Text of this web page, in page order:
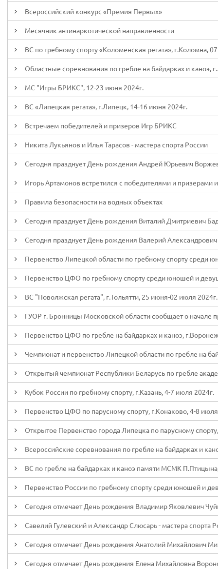
Всероссийский конкурс «Премия Первых»
Месячник антинаркотической направленности
ВС по гребному спорту «Коломенская регата», г.Коломна,
Областные соревнования по гребле на байдарках и каноэ,
МС "Игры БРИКС", 12-23 июня 2024г.
ВС «Липецкая регата», г.Липецк, 14-16 июня 2024г.
Встречаем победителей и призеров Игр БРИКС
Никита Лукьянов и Илья Тарасов - мастера спорта России
Сегодня празднует День рождения Андрей Юрьевич
Игорь Артамонов встретился с победителями и призерами
Правила безопасности на водных объектах
Сегодня празднует День рождения Виталий Дмитриевич
Сегодня празднует День рождения Валерий
Первенство Липецкой области по гребному спорту среди
Первенство ЦФО по гребному спорту среди юношей и
ВС "Поволжская регата", г.Тольятти, 25 июня-02 июля 2024г.
ГУОР г. Бронницы Московской области сообщает о начале
Первенство ЦФО по гребле на байдарках и каноэ,
Чемпионат и первенство Липецкой области по гребле на
Открытый чемпионат Республики Беларусь по гребле
Кубок России по гребному спорту, г.Казань, 4-7 июля 2024г.
Первенство ЦФО по парусному спорту, г.Конаково, 4-8
Открытое Первенство города Липецка по парусному
Всероссийские соревнования по гребле на байдарках и
ВС по гребле на байдарках и каноэ памяти МСМК
Первенство России по гребному спорту среди юношей и
Сегодня отмечает День рождения Владимир Яковлевич
Савелий Гулевский и Александр Слюсарь - мастера спорта
Сегодня отмечает День рождения Анатолий Михайлович
Сегодня отмечает День рождения Елена Михайловна